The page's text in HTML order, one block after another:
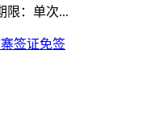
限：单次...
签证免签